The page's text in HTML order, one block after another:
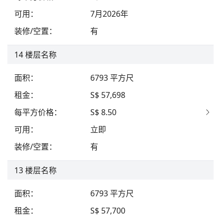
可用：
7月2026年
装修/空置： 有
14楼层名称
面积： 6793平方尺
租金：
S$ 57,698
每平方价格：
S$ 8.50
可用：
立即
装修/空置： 有
13 楼层名称
面积： 6793平方尺
租金：
S$ 57,700